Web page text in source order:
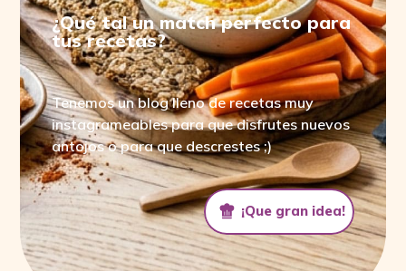
¿Qué tal un match perfecto para
tus recetas?
Tenemos un blog lleno de recetas muy
instagrameables para que disfrutes nuevos
antojos o para que descrestes ;)
¡Que gran idea!
¡Que gran idea!